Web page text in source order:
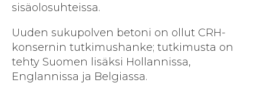
sisäolosuhteissa.
Uuden sukupolven betoni on ollut CRH-
konsernin tutkimushanke; tutkimusta on
tehty Suomen lisäksi Hollannissa,
Englannissa ja Belgiassa.